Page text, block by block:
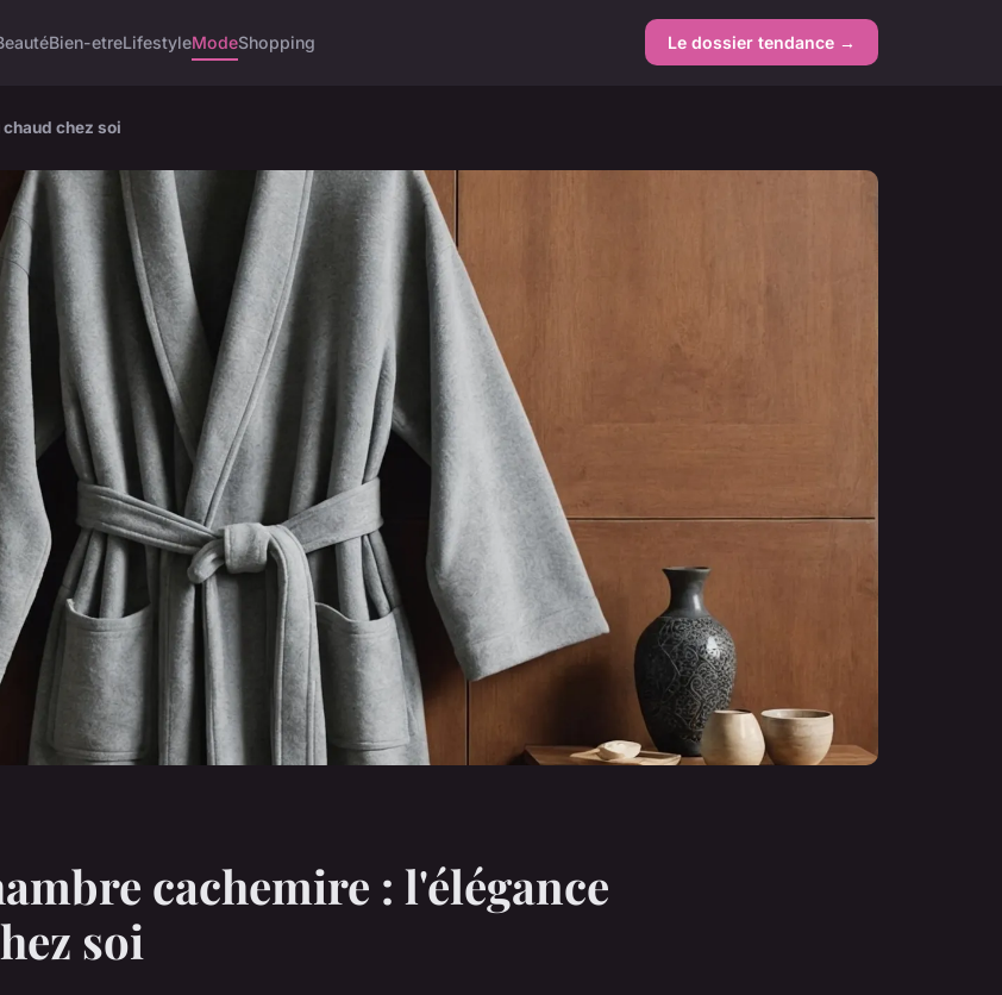
Bien-etreLifestyleModeShopping Le dossier tendance →
chez soi
cachemire : l'élégance
soi